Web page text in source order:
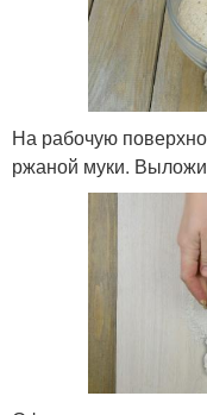
На рабочую
ржаной муки.